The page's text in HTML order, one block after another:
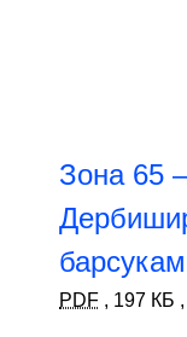
Зона 65
PDF , 197 КБ ,